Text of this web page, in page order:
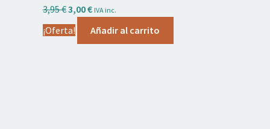
3,95€El
precio
original
3,00€ElIVA inc.
¡Oferta! Añadir al carrito